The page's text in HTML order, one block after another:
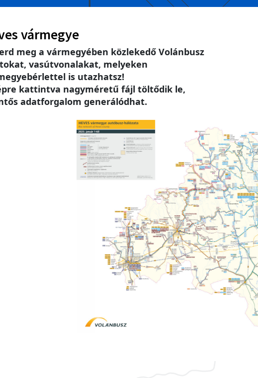
vármegye
meg a vármegyében közlekedő Volánbusz
vasútvonalakat, melyeken
is utazhatsz!
kattintva nagyméretű fájl töltődik le,
adatforgalom generálódhat.
Image